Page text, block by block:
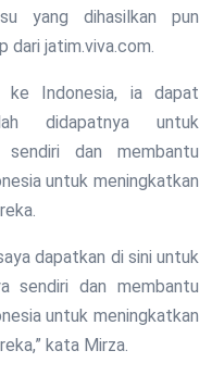
yang dihasilkan pun
dari jatim.viva.com.
ke Indonesia, ia dapat
didapatnya untuk
sendiri dan membantu
untuk meningkatkan
dapatkan di sini untuk
sendiri dan membantu
untuk meningkatkan
kata Mirza.